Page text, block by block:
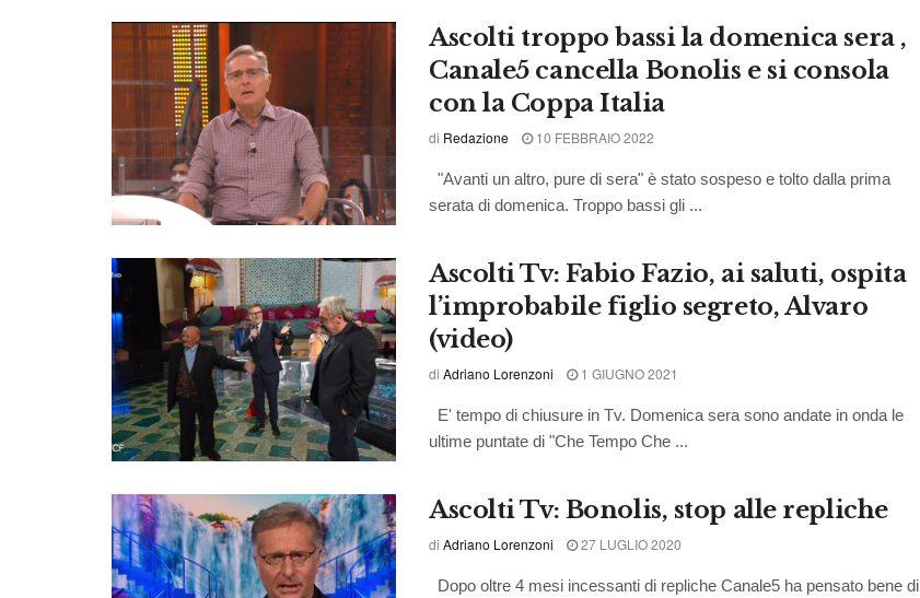
Ascolti troppo bassi la domenica sera ,
Canale5 cancella Bonolis e si consola
con la Coppa Italia
di Redazione 10 FEBBRAIO 2022
"Avanti un altro, pure di sera" è stato sospeso e tolto dalla prima
serata di domenica. Troppo bassi gli ...
Ascolti Tv: Fabio Fazio, ai saluti, ospita
l’improbabile figlio segreto, Alvaro
(video)
di Adriano Lorenzoni 1 GIUGNO 2021
E' tempo di chiusure in Tv. Domenica sera sono andate in onda le
ultime puntate di "Che Tempo Che ...
Ascolti Tv: Bonolis, stop alle repliche
di Adriano Lorenzoni 27 LUGLIO 2020
Dopo oltre 4 mesi incessanti di repliche Canale5 ha pensato bene di